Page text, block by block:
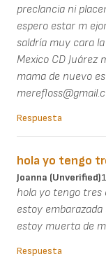
preclancia ni
espero estar m
saldría muy cara
Mexico CD Juárez
mama de nuevo
Respuesta
hola yo tengo
Joanna (unverified)
hola yo tengo tres
estoy
estoy muerta de
Respuesta